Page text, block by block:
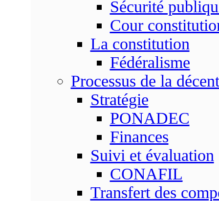
Sécurité
Cour
La constitution
Fédéralisme
Processus de la
Stratégie
PONADEC
Finances
Suivi et évaluation
CONAFIL
Transfert des